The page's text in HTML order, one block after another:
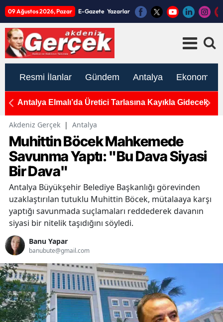
09 Ağustos 2026, Pazar E-Gazete Yazarlar
Resmi İlanlar Gündem Antalya Ekonomi
Antalya Elmalı’da Üretici Tarlasına Kayıkla Gidecek
Akdeniz Gerçek | Antalya
Muhittin Böcek Mahkemede
Savunma Yaptı: "Bu Dava Siyasi
Bir Dava"
Antalya Büyükşehir Belediye Başkanlığı görevinden
uzaklaştırılan tutuklu Muhittin Böcek, mütalaaya karşı
yaptığı savunmada suçlamaları reddederek davanın
siyasi bir nitelik taşıdığını söyledi.
Banu Yapar
banubute@gmail.com